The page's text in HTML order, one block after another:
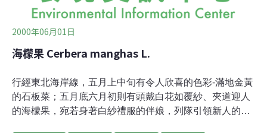
2000年06月01日
海檬果 Cerbera manghas L.
行經東北海岸線，五月上中旬有令人欣喜的色彩-滿地金黃
的石板菜；五月底六月初則有頭戴白花如覆紗、夾道迎人
的海檬果，宛若身著白紗禮服的伴娘，列隊引領新人的到